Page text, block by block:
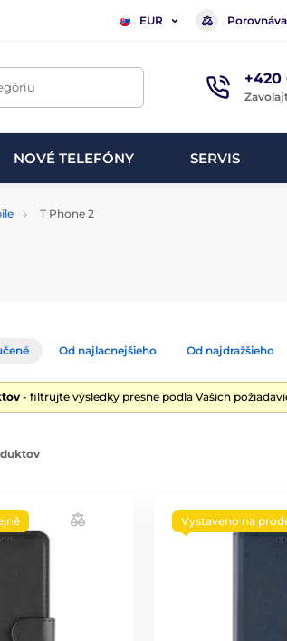
EUR
+420
NOVÉ TELEFÓNY SERVIS
T Phone 2
Od najlacnejšieho Od najdražšieho
- filtrujte výsledky presne podľa Vašich
Vystaveno na